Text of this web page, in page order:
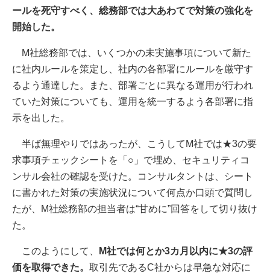
ールを死守すべく、総務部では大あわてで対策の強化を
開始した。
M社総務部では、いくつかの未実施事項について新た
に社内ルールを策定し、社内の各部署にルールを厳守す
るよう通達した。また、部署ごとに異なる運用が行われ
ていた対策についても、運用を統一するよう各部署に指
示を出した。
半ば無理やりではあったが、こうしてM社では★3の要
求事項チェックシートを「○」で埋め、セキュリティコ
ンサル会社の確認を受けた。コンサルタントは、シート
に書かれた対策の実施状況について何点か口頭で質問し
たが、M社総務部の担当者は“甘めに”回答をして切り抜け
た。
このようにして、
M社では何とか3カ月以内に★3の評
価を取得できた。 取引先であるC社からは早急な対応に